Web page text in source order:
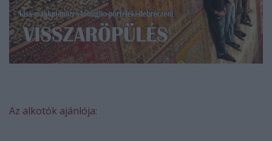
Az alkotók ajánlója: